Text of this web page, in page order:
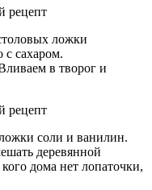
ложки
с сахаром.
в творог и
соли и ванилин.
деревянной
дома нет лопаточки,